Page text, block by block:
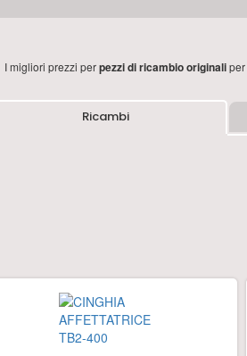
I migliori prezzi perpezzi di ricambio originaliper
Ricambi